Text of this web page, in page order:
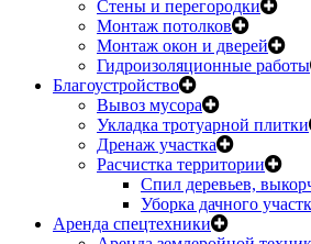
Стены и перегородки
Монтаж потолков
Монтаж окон и дверей
Гидроизоляционные работы
Благоустройство
Вывоз мусора
Укладка тротуарной плитки
Дренаж участка
Расчистка территории
Спил деревьев,
Уборка дачного
Аренда спецтехники